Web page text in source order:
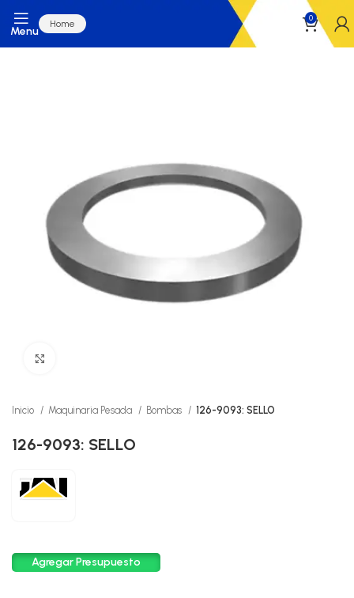
Menu
Home
0
Inicio Maquinaria Pesada Bombas 126-9093: SELLO
126-9093: SELLO
Agregar Presupuesto